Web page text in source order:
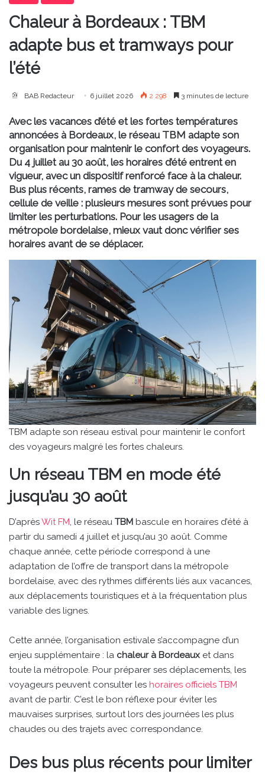
Chaleur à Bordeaux : TBM
adapte bus et tramways pour
l’été
BAB Redacteur 6 juillet 2026 2 298 3 minutes de lecture
Avec les vacances d’été et les fortes températures
annoncées à Bordeaux, le réseau TBM adapte son
organisation pour maintenir le confort des voyageurs.
Du 4 juillet au 30 août, les horaires d’été entrent en
vigueur, avec un dispositif renforcé face à la chaleur.
Bus plus récents, rames de tramway de secours,
cellule de veille : plusieurs mesures sont prévues pour
limiter les perturbations. Pour les usagers de la
métropole bordelaise, mieux vaut donc vérifier ses
horaires avant de se déplacer.
TBM adapte son réseau estival pour maintenir le confort
des voyageurs malgré les fortes chaleurs.
Un réseau TBM en mode été
jusqu’au 30 août
D’aprèsWit FM, le réseau TBM bascule en horaires d’été à
partir du samedi 4 juillet et jusqu’au 30 août. Comme
chaque année, cette période correspond à une
adaptation de l’offre de transport dans la métropole
bordelaise, avec des rythmes différents liés aux vacances,
aux déplacements touristiques et à la fréquentation plus
variable des lignes.
Cette année, l’organisation estivale s’accompagne d’un
enjeu supplémentaire : la chaleur à Bordeaux et dans
toute la métropole. Pour préparer ses déplacements, les
voyageurs peuvent consulter les horaires officiels TBM
avant de partir. C’est le bon réflexe pour éviter les
mauvaises surprises, surtout lors des journées les plus
chaudes ou des trajets avec correspondance.
Des bus plus récents pour limiter